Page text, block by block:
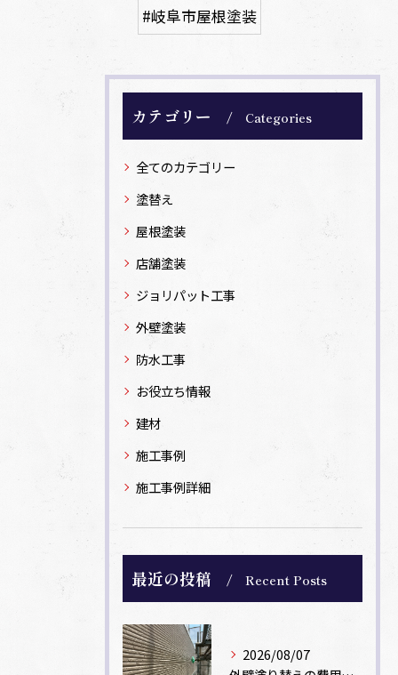
#岐阜市屋根塗装
カテゴリー Categories
全てのカテゴリー
塗替え
屋根塗装
店舗塗装
ジョリパット工事
外壁塗装
防水工事
お役立ち情報
建材
施工事例
施工事例詳細
最近の投稿 Recent Posts
2026/08/07